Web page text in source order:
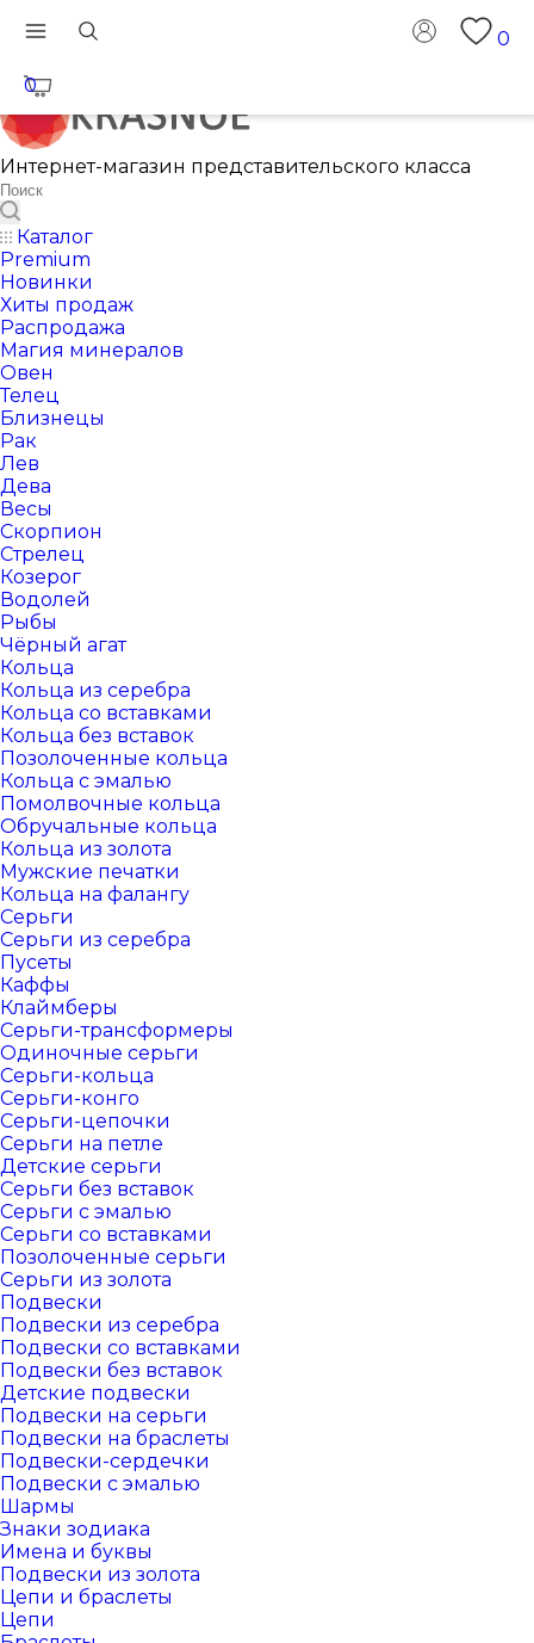
0
0
Интернет-магазин представительского класса
Каталог
Premium
Новинки
Хиты продаж
Распродажа
Магия минералов
Овен
Телец
Близнецы
Рак
Лев
Дева
Весы
Скорпион
Стрелец
Козерог
Водолей
Рыбы
Чёрный агат
Кольца
Кольца из серебра
Кольца со вставками
Кольца без вставок
Позолоченные кольца
Кольца с эмалью
Помолвочные кольца
Обручальные кольца
Кольца из золота
Мужские печатки
Кольца на фалангу
Серьги
Серьги из серебра
Пусеты
Каффы
Клаймберы
Серьги-трансформеры
Одиночные серьги
Серьги-кольца
Серьги-конго
Серьги-цепочки
Серьги на петле
Детские серьги
Серьги без вставок
Серьги с эмалью
Серьги со вставками
Позолоченные серьги
Серьги из золота
Подвески
Подвески из серебра
Подвески со вставками
Подвески без вставок
Детские подвески
Подвески на серьги
Подвески на браслеты
Подвески-сердечки
Подвески с эмалью
Шармы
Знаки зодиака
Имена и буквы
Подвески из золота
Цепи и браслеты
Цепи